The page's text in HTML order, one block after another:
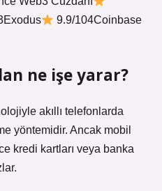
9.9/104Coinbase
ne işe yarar?
akıllı telefonlarda
yöntemidir. Ancak mobil
kredi kartları veya banka